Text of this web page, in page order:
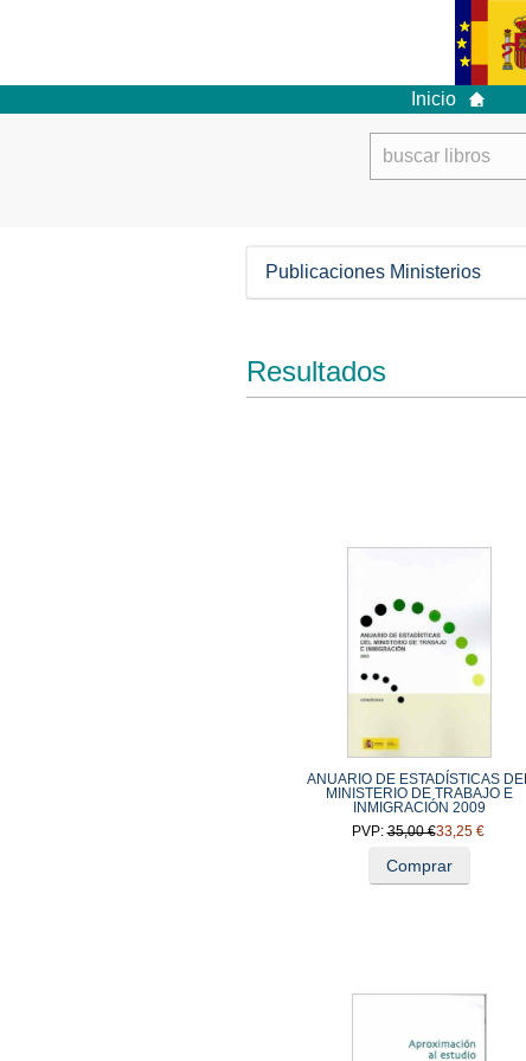
Inicio
Publicaciones Ministerios
Resultados
ANUARIO DE ESTADÍSTICAS DEL
MINISTERIO DE TRABAJO E
INMIGRACIÓN 2009
PVP:35,00 €33,25 €
Comprar